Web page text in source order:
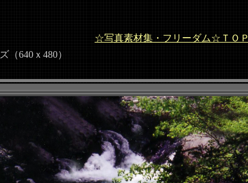
☆写真素材集・フリーダム☆ＴＯＰ
（640ｘ480）